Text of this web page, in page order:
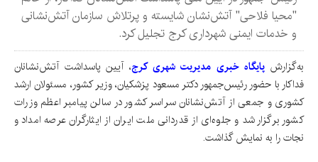
"محیا فلاحی" آتش‌نشان شایسته و پرتلاش سازمان آتش‌نشانی
و خدمات ایمنی شهرداری کرج تجلیل کرد.
به‌گزارش پایگاه خبری مدیریت شهری کرج، آیین پاسداشت آتش‌نشانان
فداکار با حضور رئیس‌جمهور دکتر مسعود پزشکیان، وزیر کشور، مسئولان ارشد
کشوری و جمعی از آتش‌نشانان سراسر کشور در سالن پیامبر اعظم وزرات
کشور برگزار شد و جلوه‌ای از قدردانی ملت ایران از ایثارگران عرصه امداد و
نجات را به نمایش گذاشت.